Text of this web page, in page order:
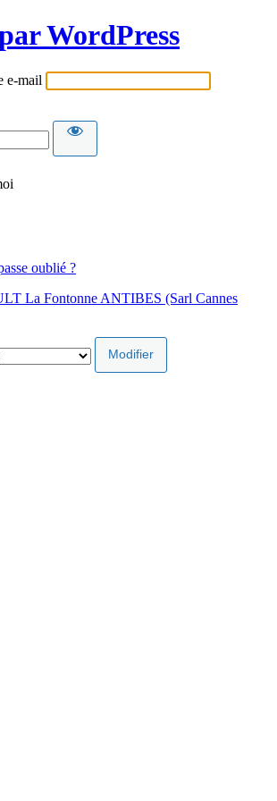
WordPress
e-mail
oublié ?
La Fontonne ANTIBES (Sarl Cannes